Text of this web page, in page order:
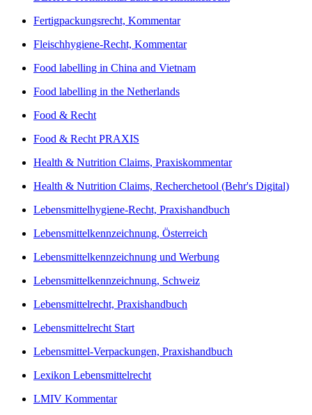
Fertigpackungsrecht, Kommentar
Fleischhygiene-Recht, Kommentar
Food labelling in China and Vietnam
Food labelling in the Netherlands
Food & Recht
Food & Recht PRAXIS
Health & Nutrition Claims, Praxiskommentar
Health & Nutrition Claims, Recherchetool (Behr's Digital)
Lebensmittelhygiene-Recht, Praxishandbuch
Lebensmittelkennzeichnung, Österreich
Lebensmittelkennzeichnung und Werbung
Lebensmittelkennzeichnung, Schweiz
Lebensmittelrecht, Praxishandbuch
Lebensmittelrecht Start
Lebensmittel-Verpackungen, Praxishandbuch
Lexikon Lebensmittelrecht
LMIV Kommentar